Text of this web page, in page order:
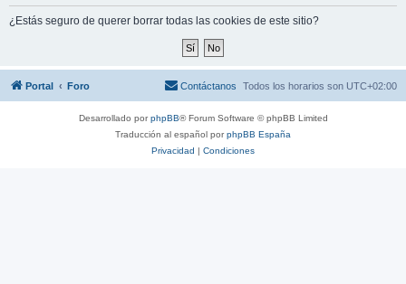
¿Estás seguro de querer borrar todas las cookies de este sitio?
Portal Foro Todos los horarios son UTC+02:00
Contáctanos
Desarrollado porphpBB® Forum Software © phpBB Limited
Traducción al español porphpBB España
Privacidad | Condiciones